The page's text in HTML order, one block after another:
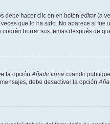
debe hacer clic en en botón editar(a
que lo ha sido. No aparece si
borrar sus temas después de
la opciónAñadir firma cuando
debe desactivar la opción